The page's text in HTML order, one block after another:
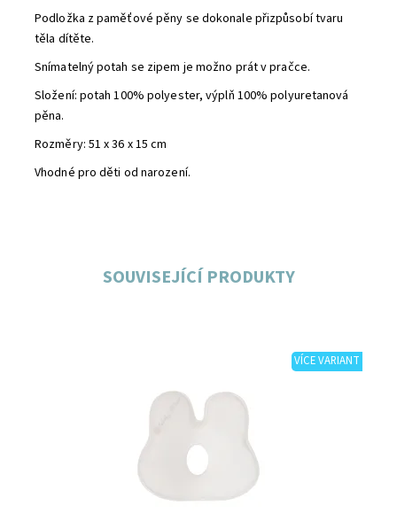
Podložka z paměťové pěny se dokonale přizpůsobí tvaru
těla dítěte.
Snímatelný potah se zipem je možno prát v pračce.
Složení: potah 100% polyester, výplň 100% polyuretanová
pěna.
Rozměry: 51 x 36 x 15 cm
Vhodné pro děti od narození.
SOUVISEJÍCÍ PRODUKTY
VÍCE VARIANT
Skladem